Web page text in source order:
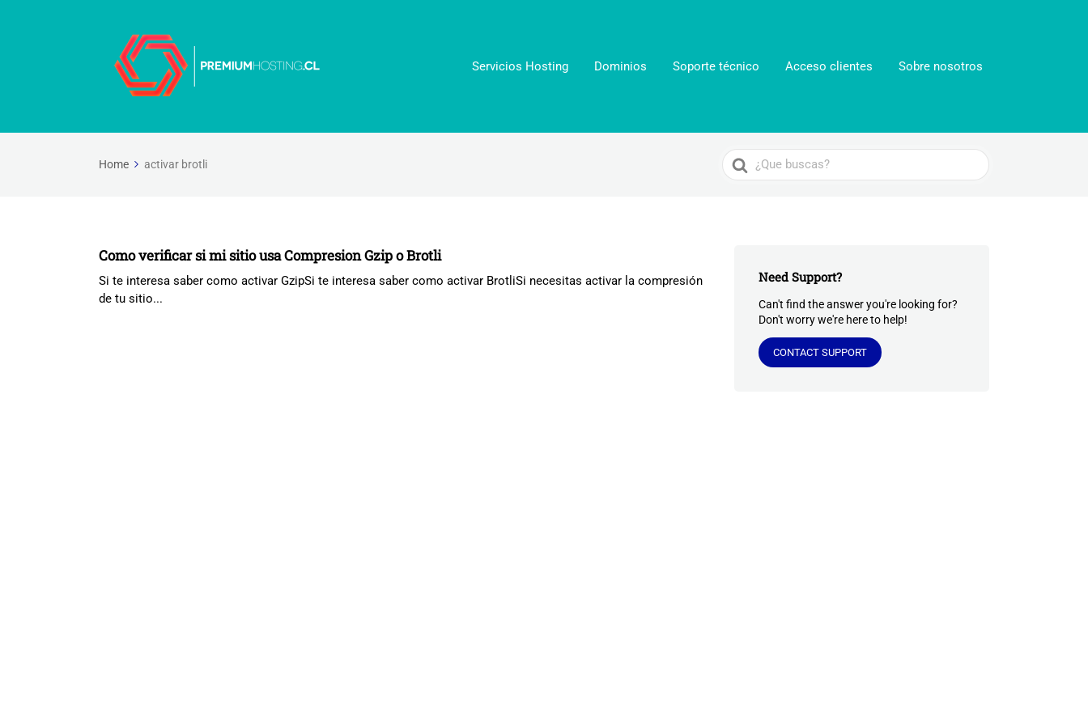
Servicios Hosting Dominios Soporte técnico Acceso clientes Sobre nosotros
Home activar brotli
Search
For
Como verificar si mi sitio usa Compresion Gzip o Brotli
Si te interesa saber como activar GzipSi te interesa saber como activar BrotliSi necesitas activar la compresión
de tu sitio...
Need Support?
Can't find the answer you're looking for?
Don't worry we're here to help!
CONTACT SUPPORT